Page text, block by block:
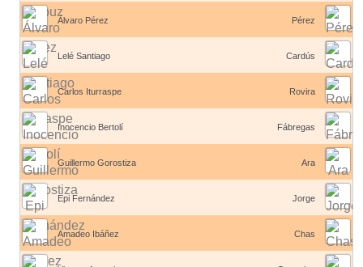
Álvaro Pérez
Lelé Santiago
Carlos Iturraspe
Inocencio Bertolí
Guillermo Gorostiza
Epi Fernández
Amadeo Ibáñez
Pérez
Cardús
Rovira
Fábregas
Ara
Jorge
Chas